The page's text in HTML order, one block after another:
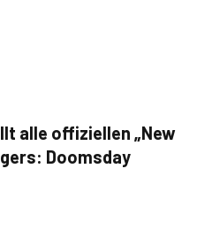
alle offiziellen „New
Doomsday